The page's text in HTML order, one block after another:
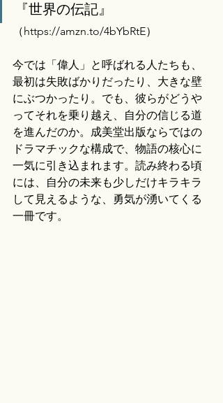
『世界の伝記』
（ https://amzn.to/4bYbRtE）
今では「偉人」と呼ばれる人たちも、
最初は失敗ばかりだったり、大きな壁
にぶつかったり。でも、彼らがどうや
ってそれを乗り越え、自分の信じる道
を進んだのか。成美堂出版ならではの
ドラマチックな構成で、物語の核心に
一気に引き込まれます。読み終わる頃
には、自分の未来も少しだけキラキラ
して見えるような、勇気が湧いてくる
一冊です。